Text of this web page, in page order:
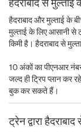
हैदराबाद और मुल्ताई के
मुल्ताई के लिए आसानी से
किमी है। हैदराबाद से
10 अंकों का पीएनआर
जल्द ही ट्रिप प्लान कर
बुक कर सकते हैं।
ट्रेन द्वारा